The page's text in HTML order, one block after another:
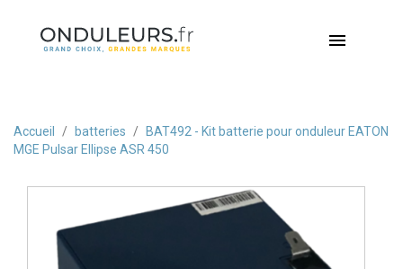

Accueil batteries
BAT492 - Kit batterie pour onduleur EATON
MGE Pulsar Ellipse ASR 450